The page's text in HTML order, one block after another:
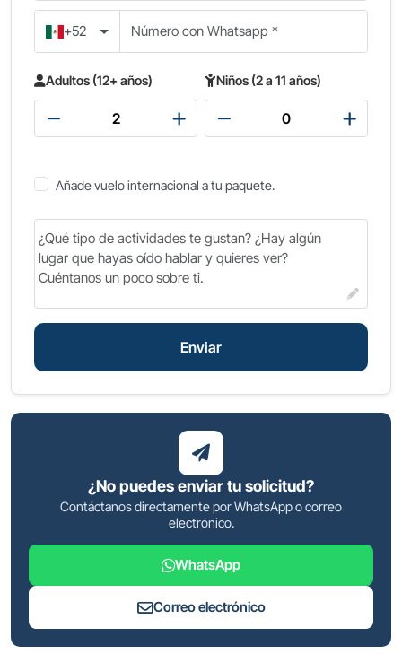
+52
Adultos (12+ años) Niños (2 a 11 años)
Añade vuelo internacional a tu paquete.
Enviar
¿No puedes enviar tu solicitud?
Contáctanos directamente por WhatsApp o correo
electrónico.
WhatsApp
Correo electrónico